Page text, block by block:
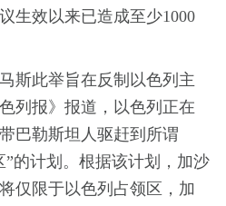
生效以来已造成至少1000
此举旨在反制以色列主
列报》报道，以色列正在
巴勒斯坦人驱赶到所谓
的计划。根据该计划，加沙
仅限于以色列占领区，加